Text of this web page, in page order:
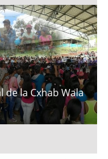
de la Cxhab Wala